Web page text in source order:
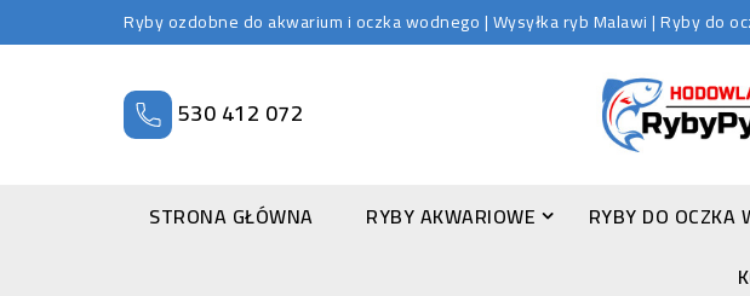
Ryby ozdobne do akwarium i oczka wodnego | Wysyłka ryb Malawi | Ryby
530 412 072
STRONA GŁÓWNA RYBY AKWARIOWE RYBY DO OCZKA